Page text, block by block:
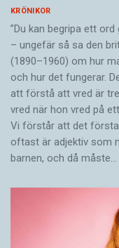
KRÖNIKOR
”Du kan begripa ett
– ungefär så sa den
(1890–1960) om hur
och hur det fungerar.
att förstå att vred är
vred när hon vred på
Vi förstår att det
oftast är adjektiv som
barnen, och då måste…